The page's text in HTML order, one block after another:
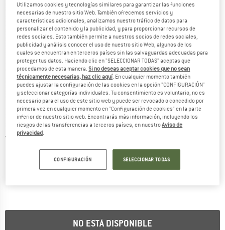
Vistas detalladas
NO ESTÁ DISPONIBLE
Utilizamos cookies y tecnologías similares para garantizar las funciones
necesarias de nuestro sitio Web. También ofrecemos servicios y
características adicionales, analizamos nuestro tráfico de datos para
personalizar el contenido y la publicidad, y para proporcionar recursos de
redes sociales. Esto también permite a nuestros socios de redes sociales,
publicidad y análisis conocer el uso de nuestro sitio Web, algunos de los
cuales se encuentran en terceros países sin las salvaguardas adecuadas para
proteger tus datos. Haciendo clic en "SELECCIONAR TODAS" aceptas que
procedamos de esta manera.Si no deseas aceptar cookies que no sean
técnicamente necesarias, haz clic aquí. En cualquier momento también
puedes ajustar la configuración de las cookies en la opción "CONFIGURACIÓN"
y seleccionar categorías individuales. Tu consentimiento es voluntario, no es
necesario para el uso de este sitio web y puede ser revocado o concedido por
primera vez en cualquier momento en "Configuración de cookies" en la parte
inferior de nuestro sitio web. Encontrarás más información, incluyendo los
riesgos de las transferencias a terceros países, en nuestroAviso de
privacidad.
CONFIGURACIÓN SELECCIONAR TODAS